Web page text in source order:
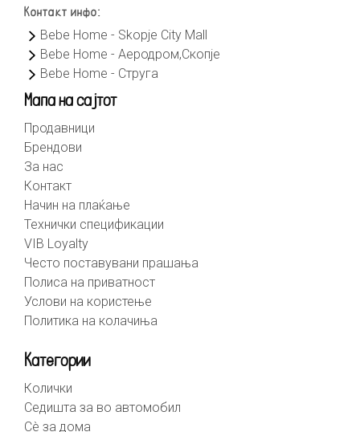
Контакт инфо:
Bebe Home - Skopje City Mall
Bebe Home - Аеродром,Скопје
Bebe Home - Струга
Мапа на сајтот
Продавници
Брендови
За нас
Контакт
Начин на плаќање
Технички спецификации
VIB Loyalty
Често поставувани прашања
Полиса на приватност
Услови на користење
Политика на колачиња
Категории
Колички
Седишта за во автомобил
Сè за дома